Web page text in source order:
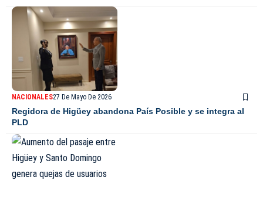
NACIONALES27 De Mayo De 2026
Regidora de Higüey abandona País Posible y se integra al
PLD